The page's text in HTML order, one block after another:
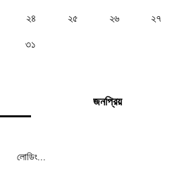
২৪ ২৫ ২৬ ২৭
৩১
জনপ্রিয়
লোডিং...